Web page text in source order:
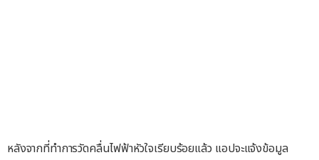
หลังจากที่ทำการวัดคลื่นไฟฟ้าหัวใจเรียบร้อยแล้ว แอปจะแจ้งข้อมูล